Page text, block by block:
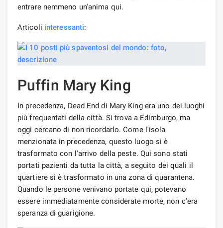
entrare nemmeno un'anima qui.
Articoli interessanti:
Puffin Mary King
In precedenza, Dead End di Mary King era uno dei luoghi
più frequentati della città. Si trova a Edimburgo, ma
oggi cercano di non ricordarlo. Come l'isola
menzionata in precedenza, questo luogo si è
trasformato con l'arrivo della peste. Qui sono stati
portati pazienti da tutta la città, a seguito dei quali il
quartiere si è trasformato in una zona di quarantena.
Quando le persone venivano portate qui, potevano
essere immediatamente considerate morte, non c'era
speranza di guarigione.